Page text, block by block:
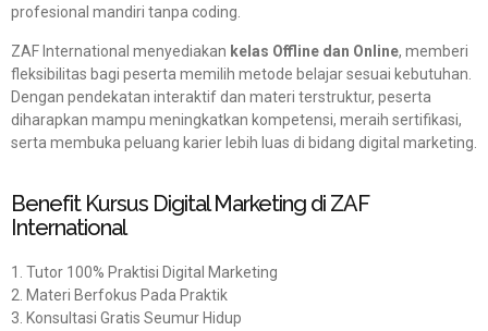
profesional mandiri tanpa coding.
ZAF International menyediakan kelas Offline dan Online, memberi
fleksibilitas bagi peserta memilih metode belajar sesuai kebutuhan.
Dengan pendekatan interaktif dan materi terstruktur, peserta
diharapkan mampu meningkatkan kompetensi, meraih sertifikasi,
serta membuka peluang karier lebih luas di bidang digital marketing.
Benefit Kursus Digital Marketing di ZAF
International
1. Tutor 100% Praktisi Digital Marketing
2. Materi Berfokus Pada Praktik
3. Konsultasi Gratis Seumur Hidup